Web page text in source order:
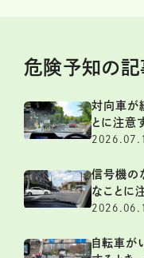
危険予知の
対向車が
とに注意
信号機の
なことに
自転車が